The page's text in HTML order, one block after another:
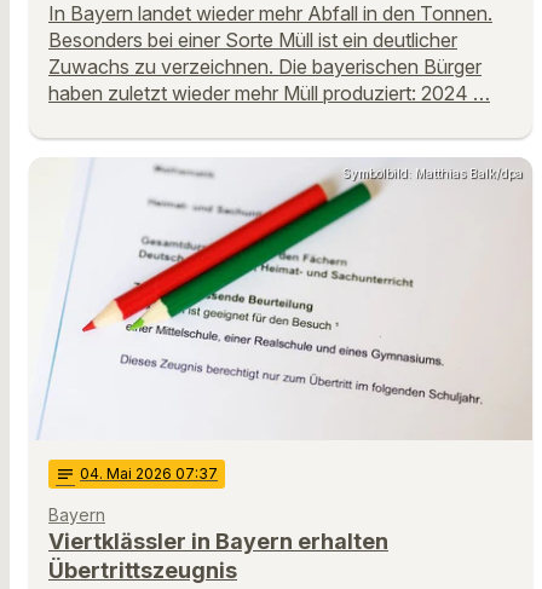
In Bayern landet wieder mehr Abfall in den Tonnen.
Besonders bei einer Sorte Müll ist ein deutlicher
Zuwachs zu verzeichnen. Die bayerischen Bürger
haben zuletzt wieder mehr Müll produziert: 2024 …
Symbolbild: Matthias Balk/dpa
notes 04. Mai 2026 07:37
Bayern
Viertklässler in Bayern erhalten
Übertrittszeugnis